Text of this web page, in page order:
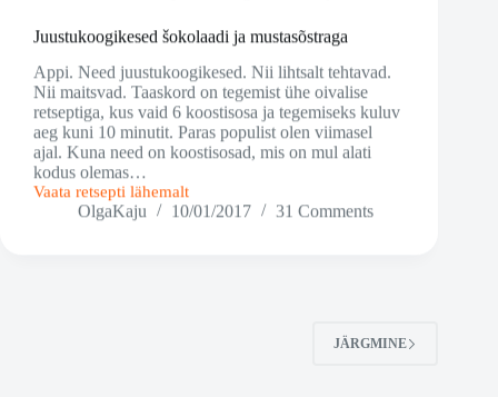
Juustukoogikesed šokolaadi ja mustasõstraga
Appi. Need juustukoogikesed. Nii lihtsalt tehtavad.
Nii maitsvad. Taaskord on tegemist ühe oivalise
retseptiga, kus vaid 6 koostisosa ja tegemiseks kuluv
aeg kuni 10 minutit. Paras populist olen viimasel
ajal. Kuna need on koostisosad, mis on mul alati
kodus olemas…
Vaata retsepti lähemalt
Juustukoogikesed
šokolaadiOlgaKaju 10/01/2017 31 Comments
JÄRGMINE